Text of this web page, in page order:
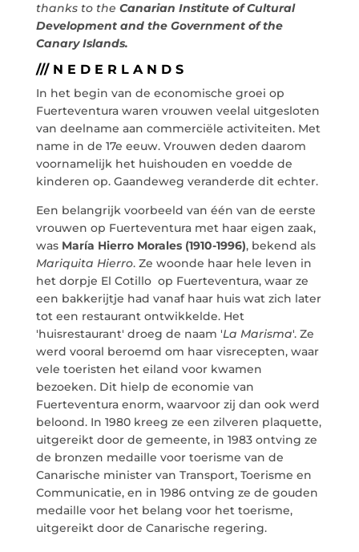
thanks to the Canarian Institute of Cultural
Development and the Government of the
Canary Islands.
/// N E D E R L A N D S
In het begin van de economische groei op
Fuerteventura waren vrouwen veelal uitgesloten
van deelname aan commerciële activiteiten. Met
name in de 17e eeuw. Vrouwen deden daarom
voornamelijk het huishouden en voedde de
kinderen op. Gaandeweg veranderde dit echter.
Een belangrijk voorbeeld van één van de eerste
vrouwen op Fuerteventura met haar eigen zaak,
was María Hierro Morales (1910-1996), bekend als
Mariquita Hierro. Ze woonde haar hele leven in
het dorpje El Cotillo op Fuerteventura, waar ze
een bakkerijtje had vanaf haar huis wat zich later
tot een restaurant ontwikkelde. Het
'huisrestaurant' droeg de naam 'La Marisma'. Ze
werd vooral beroemd om haar visrecepten, waar
vele toeristen het eiland voor kwamen
bezoeken. Dit hielp de economie van
Fuerteventura enorm, waarvoor zij dan ook werd
beloond. In 1980 kreeg ze een zilveren plaquette,
uitgereikt door de gemeente, in 1983 ontving ze
de bronzen medaille voor toerisme van de
Canarische minister van Transport, Toerisme en
Communicatie, en in 1986 ontving ze de gouden
medaille voor het belang voor het toerisme,
uitgereikt door de Canarische regering.